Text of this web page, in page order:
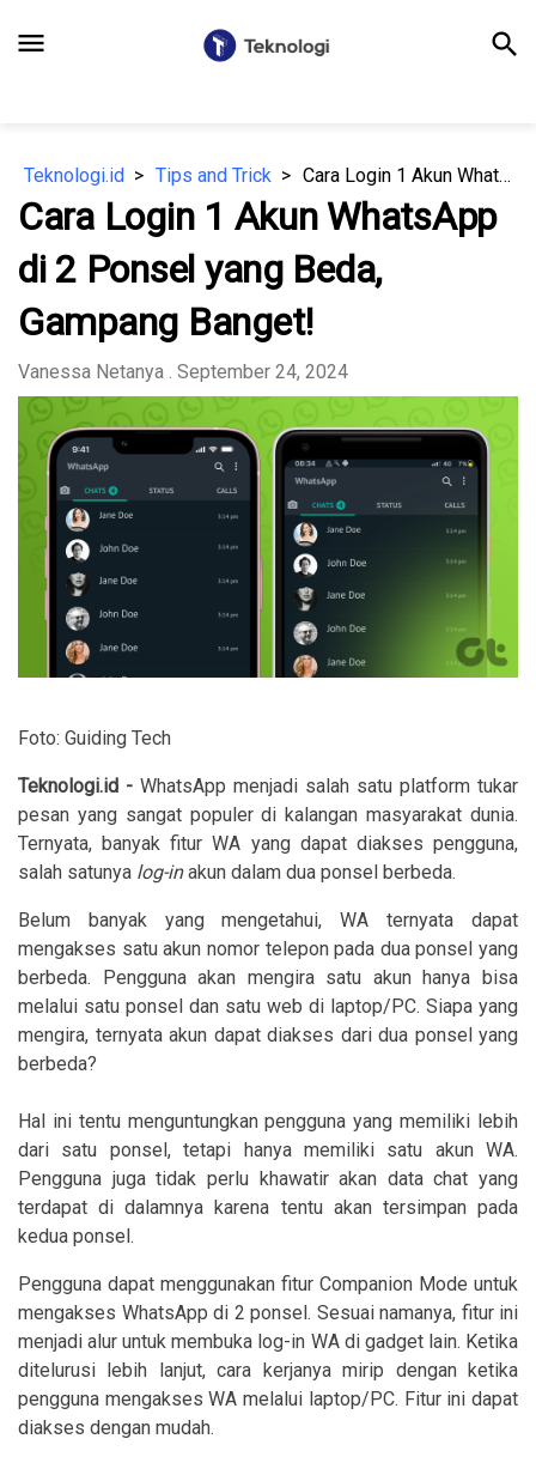
menu search
Teknologi.id Tips and Trick Cara Login 1 Akun WhatsApp di 2 Ponsel yang Beda, Gampang Banget!
Cara Login 1 Akun WhatsApp
di 2 Ponsel yang Beda,
Gampang Banget!
Vanessa Netanya . September 24, 2024
Foto: Guiding Tech
Teknologi.id - WhatsApp menjadi salah satu platform tukar
pesan yang sangat populer di kalangan masyarakat dunia.
Ternyata, banyak fitur WA yang dapat diakses pengguna,
salah satunya log-inakun dalam dua ponsel berbeda.
Belum banyak yang mengetahui, WA ternyata dapat
mengakses satu akun nomor telepon pada dua ponsel yang
berbeda. Pengguna akan mengira satu akun hanya bisa
melalui satu ponsel dan satu web di laptop/PC. Siapa yang
mengira, ternyata akun dapat diakses dari dua ponsel yang
berbeda?
Hal ini tentu menguntungkan pengguna yang memiliki lebih
dari satu ponsel, tetapi hanya memiliki satu akun WA.
Pengguna juga tidak perlu khawatir akan data chat yang
terdapat di dalamnya karena tentu akan tersimpan pada
kedua ponsel.
Pengguna dapat menggunakan fitur Companion Mode untuk
mengakses WhatsApp di 2 ponsel. Sesuai namanya, fitur ini
menjadi alur untuk membuka log-in WA di gadget lain. Ketika
ditelurusi lebih lanjut, cara kerjanya mirip dengan ketika
pengguna mengakses WA melalui laptop/PC. Fitur ini dapat
diakses dengan mudah.